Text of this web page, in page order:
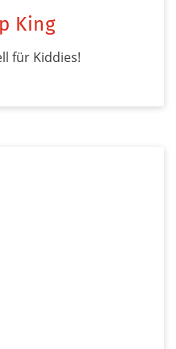
King
für Kiddies!